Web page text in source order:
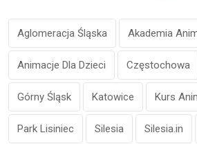
Aglomeracja Śląska Akademia
Animacje Dla Dzieci Częstochowa
Górny Śląsk Katowice Kurs
Park Lisiniec Silesia Silesia.in